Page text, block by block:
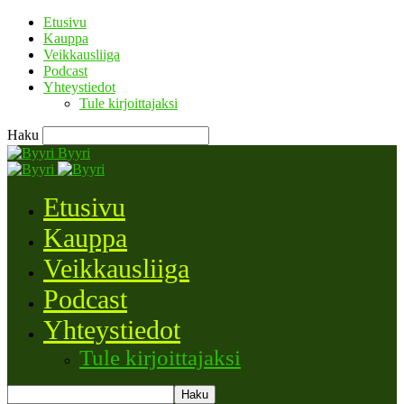
Etusivu
Kauppa
Veikkausliiga
Podcast
Yhteystiedot
Tule kirjoittajaksi
Haku
Byyri
Etusivu
Kauppa
Veikkausliiga
Podcast
Yhteystiedot
Tule kirjoittajaksi